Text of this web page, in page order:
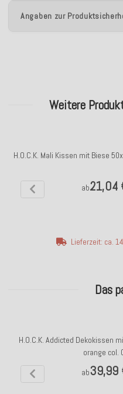
Angaben zur
Weitere
H.O.C.K. Mali Kissen mit Biese
ab21,04
Lieferzeit: ca.
Das
H.O.C.K. Addicted Dekokissen
orange col.
ab39,99